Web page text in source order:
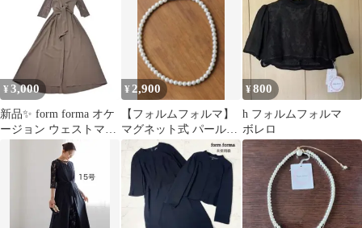
¥ 3,000
新品✨ form forma オケ
ージョン ウェストマー
クデザインドレス モカ
¥ 2,900
【フォルムフォルマ】
マグネット式 パールネ
ックレス
¥800
h フォルムフォルマ
ボレロ